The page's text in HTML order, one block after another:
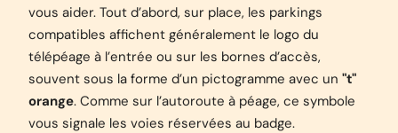
vous aider. Tout d’abord, sur place, les parkings
compatibles affichent généralement le logo du
télépéage à l’entrée ou sur les bornes d’accès,
souvent sous la forme d’un pictogramme avec un "t"
orange. Comme sur l’autoroute à péage, ce symbole
vous signale les voies réservées au badge.